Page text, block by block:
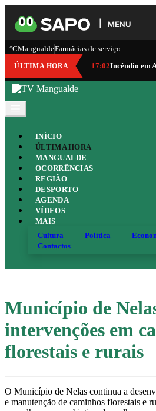
MENU
--°CMangualdeFarmácias de serviço
ÚLTIMA HORA 17:02
INÍCIO
ÚLTIMA HORA
MANGUALDE
OCORRÊNCIAS
REGIÃO
DESPORTO
AGENDA
VÍDEOS
MAIS
Cultura
Política
Contactos
Município de
intervenções em
florestais e rurais
O Município de Nelas continua a
e manutenção de caminhos florestais e